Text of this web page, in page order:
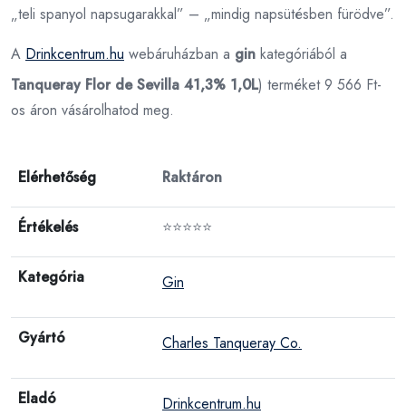
„teli spanyol napsugarakkal” – „mindig napsütésben fürödve”.
A Drinkcentrum.hu webáruházban a gin kategóriából a
Tanqueray Flor de Sevilla 41,3% 1,0L) terméket 9 566 Ft-
os áron vásárolhatod meg.
Elérhetőség Raktáron
Értékelés ⭐⭐⭐⭐⭐
Kategória Gin
Gyártó Charles Tanqueray Co.
Eladó Drinkcentrum.hu